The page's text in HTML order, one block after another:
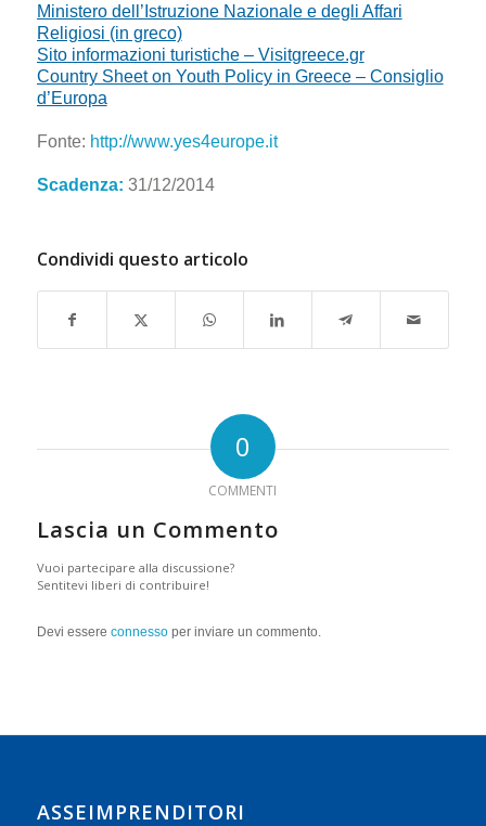
Ministero dell’Istruzione Nazionale e degli Affari
Religiosi (in greco)
Sito informazioni turistiche – Visitgreece.gr
Country Sheet on Youth Policy in Greece – Consiglio
d’Europa
Fonte: http://www.yes4europe.it
Scadenza: 31/12/2014
Condividi questo articolo
0
COMMENTI
Lascia un Commento
Vuoi partecipare alla discussione?
Sentitevi liberi di contribuire!
Devi essere connessoper inviare un commento.
ASSEIMPRENDITORI